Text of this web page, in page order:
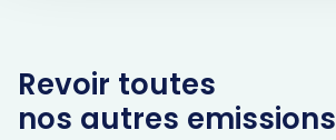
Revoir toutes
nos autres emissions